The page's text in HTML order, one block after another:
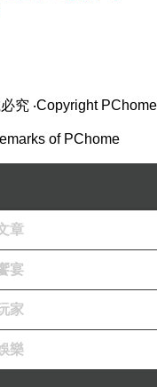
究 ‧Copyright PChome
of PChome
章
宴
家
樂